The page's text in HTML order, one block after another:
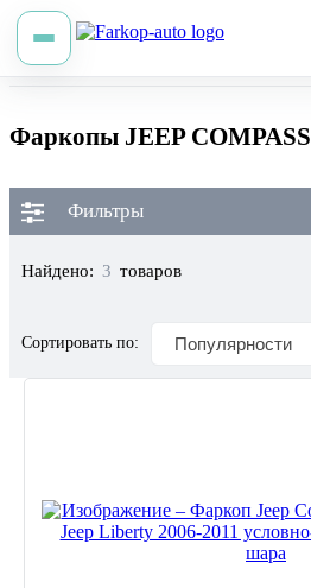
Фаркопы JEEP COMPASS
Фильтры
Найдено: 3 товаров
Сортировать по: